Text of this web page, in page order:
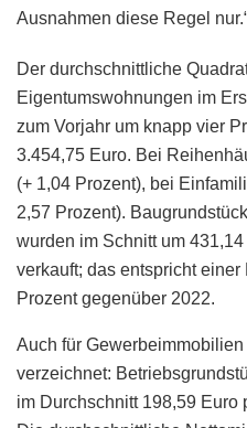
Ausnahmen diese Regel
Der durchschnittliche
Eigentumswohnungen im
zum Vorjahr um knapp vier
3.454,75 Euro. Bei
(+ 1,04 Prozent), bei
2,57 Prozent).
wurden im Schnitt um
verkauft; das entspricht
Prozent gegenüber 2022.
Auch für
verzeichnet:
im Durchschnitt 198,59 Euro